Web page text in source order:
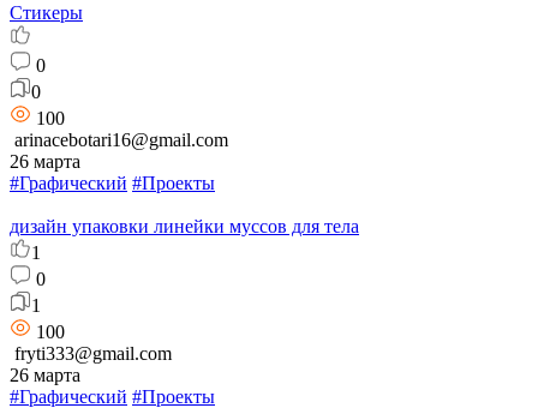
Стикеры
0
0
100
arinacebotari16@gmail.com
26 марта
#Графический #Проекты
дизайн упаковки линейки муссов для тела
1
0
1
100
fryti333@gmail.com
26 марта
#Графический #Проекты